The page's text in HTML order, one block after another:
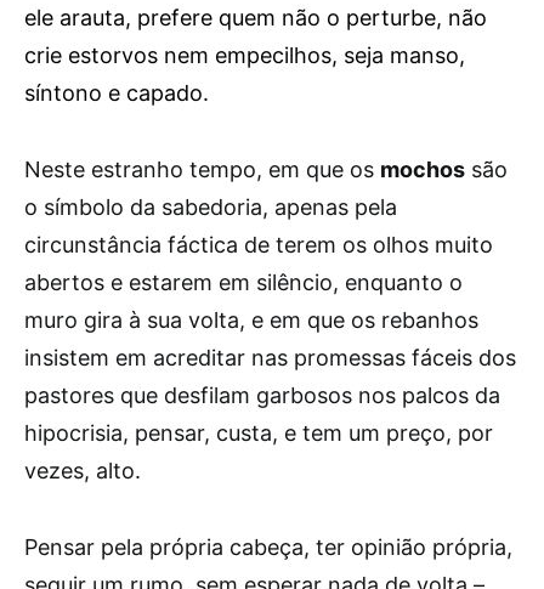
ele arauta, prefere quem não o perturbe, não
crie estorvos nem empecilhos, seja manso,
síntono e capado.
Neste estranho tempo, em que os mochos são
o símbolo da sabedoria, apenas pela
circunstância fáctica de terem os olhos muito
abertos e estarem em silêncio, enquanto o
muro gira à sua volta, e em que os rebanhos
insistem em acreditar nas promessas fáceis dos
pastores que desfilam garbosos nos palcos da
hipocrisia, pensar, custa, e tem um preço, por
vezes, alto.
Pensar pela própria cabeça, ter opinião própria,